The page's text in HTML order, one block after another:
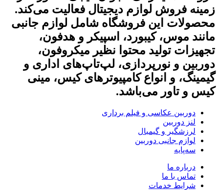
زمینه فروش لوازم دیجیتال فعالیت می‌کند.
محصولات این فروشگاه شامل لوازم جانبی
مانند موس، کیبورد، اسپیکر و هدفون،
تجهیزات تولید محتوا نظیر میکروفون،
دوربین و نورپردازی، لپ‌تاپ‌های اداری و
گیمینگ، و انواع کامپیوترهای کیس، مینی
کیس و تاور می‌باشد.
دوربین عکاسی و فیلم برداری
لنز دوربین
لرزشگیر و گیمبال
لوازم جانبی دوربین
سه‌پایه
درباره ما
تماس با ما
شرایط خدمات